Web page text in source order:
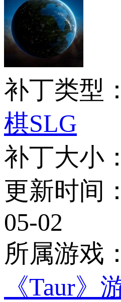
补丁类型：
棋SLG
补丁大小：
更新时间：
05-02
所属游戏：
《Taur》